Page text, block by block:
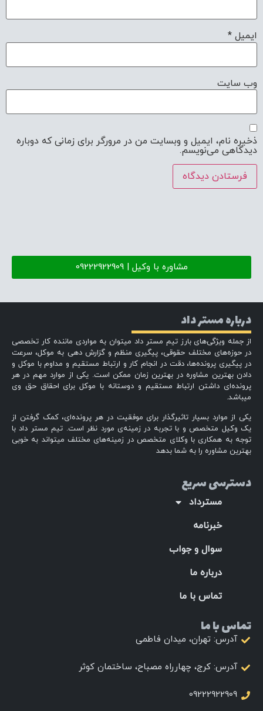
درباره مستر داد
از جمله ویژگی‌های بارز تیم مستر داد میتوان به مواردی ماننده کار تخصصی
یکی از موارد بسیار تاثیرگذار برای موفقیت در هر پرونده‌ای، کمک گرفتن از
یک وکیل متخصص و با تجربه در زمینه‌ی مورد نظر است. تیم مستر داد با
توجه به همکاری با وکلای متخصص در زمینه‌های مختلف میتواند به خوبی
دسترسی سریع
مسترداد
خبرنامه
سوال و جواب
درباره ما
تماس با ما
آدرس: تهران، میدان فاطمی
آدرس: کرج، چهارراه مصباح، ساختمان کوثر
09222922909